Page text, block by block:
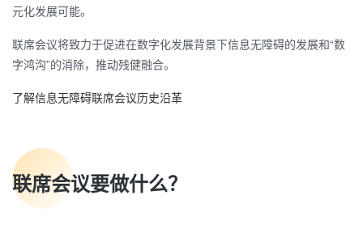
元化发展可能。
联席会议将致力于促进在数字化发展背景下信息无障碍的发展和“数
字鸿沟”的消除，推动残健融合。
了解信息无障碍联席会议历史沿革
联席会议要做什么？